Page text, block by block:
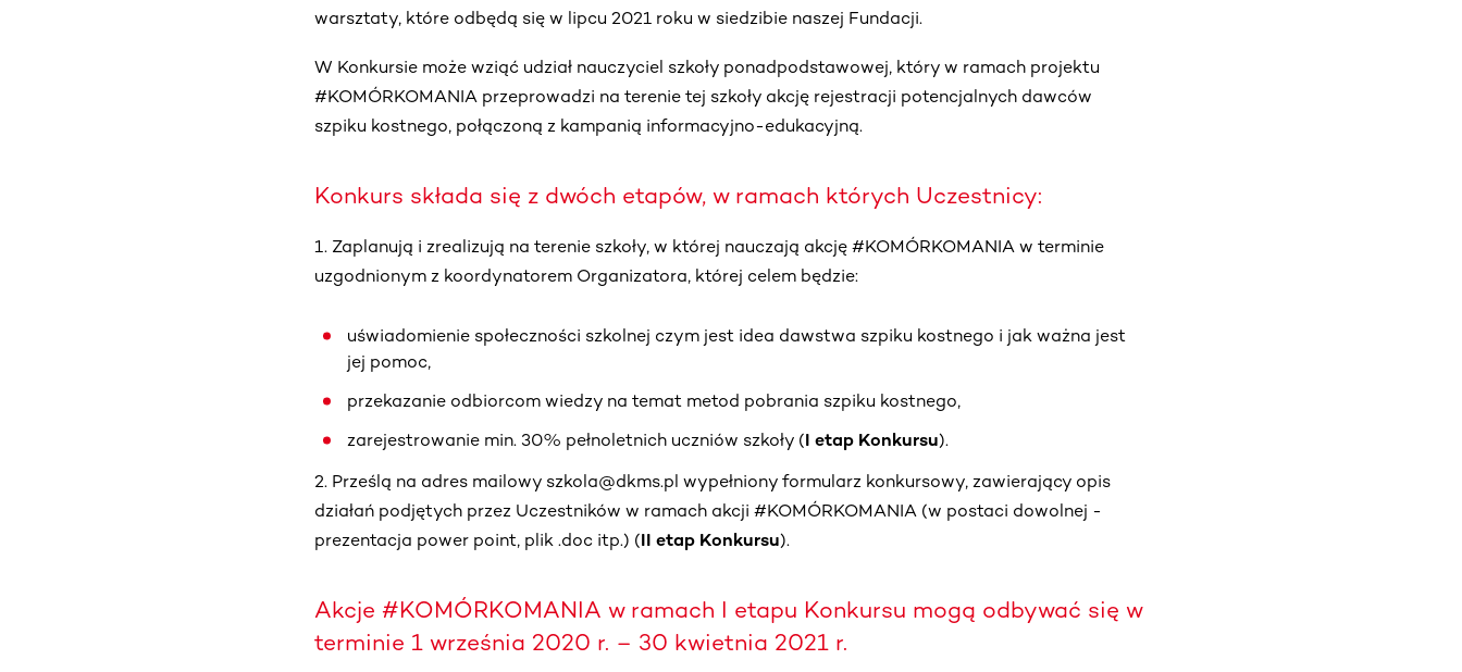
warsztaty, które odbędą się w lipcu 2021 roku w siedzibie naszej Fundacji.
W Konkursie może wziąć udział nauczyciel szkoły ponadpodstawowej, który w ramach projektu
#KOMÓRKOMANIA przeprowadzi na terenie tej szkoły akcję rejestracji potencjalnych dawców
szpiku kostnego, połączoną z kampanią informacyjno-edukacyjną.
Konkurs składa się z dwóch etapów, w ramach których Uczestnicy:
1. Zaplanują i zrealizują na terenie szkoły, w której nauczają akcję #KOMÓRKOMANIA w terminie
uzgodnionym z koordynatorem Organizatora, której celem będzie:
uświadomienie społeczności szkolnej czym jest idea dawstwa szpiku kostnego i jak ważna jest
jej pomoc,
przekazanie odbiorcom wiedzy na temat metod pobrania szpiku kostnego,
zarejestrowanie min. 30% pełnoletnich uczniów szkoły (I etap Konkursu).
2. Prześlą na adres mailowy szkola@dkms.pl wypełniony formularz konkursowy, zawierający opis
działań podjętych przez Uczestników w ramach akcji #KOMÓRKOMANIA (w postaci dowolnej -
prezentacja power point, plik .doc itp.) (II etap Konkursu).
Akcje #KOMÓRKOMANIA w ramach I etapu Konkursu mogą odbywać się w
terminie 1 września 2020 r. – 30 kwietnia 2021 r.